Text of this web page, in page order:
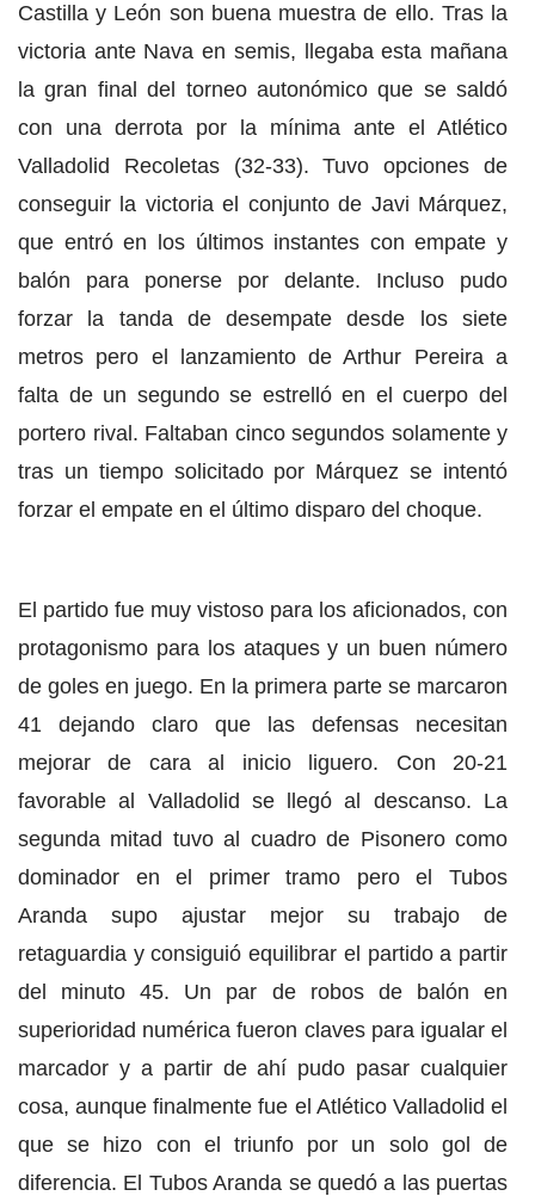
Castilla y León son buena muestra de ello. Tras la
victoria ante Nava en semis, llegaba esta mañana
la gran final del torneo autonómico que se saldó
con una derrota por la mínima ante el Atlético
Valladolid Recoletas (32-33). Tuvo opciones de
conseguir la victoria el conjunto de Javi Márquez,
que entró en los últimos instantes con empate y
balón para ponerse por delante. Incluso pudo
forzar la tanda de desempate desde los siete
metros pero el lanzamiento de Arthur Pereira a
falta de un segundo se estrelló en el cuerpo del
portero rival. Faltaban cinco segundos solamente y
tras un tiempo solicitado por Márquez se intentó
forzar el empate en el último disparo del choque.
El partido fue muy vistoso para los aficionados, con
protagonismo para los ataques y un buen número
de goles en juego. En la primera parte se marcaron
41 dejando claro que las defensas necesitan
mejorar de cara al inicio liguero. Con 20-21
favorable al Valladolid se llegó al descanso. La
segunda mitad tuvo al cuadro de Pisonero como
dominador en el primer tramo pero el Tubos
Aranda supo ajustar mejor su trabajo de
retaguardia y consiguió equilibrar el partido a partir
del minuto 45. Un par de robos de balón en
superioridad numérica fueron claves para igualar el
marcador y a partir de ahí pudo pasar cualquier
cosa, aunque finalmente fue el Atlético Valladolid el
que se hizo con el triunfo por un solo gol de
diferencia. El Tubos Aranda se quedó a las puertas